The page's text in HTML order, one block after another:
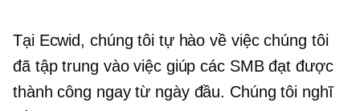
Tại Ecwid, chúng tôi tự hào về việc chúng tôi
đã tập trung vào việc giúp các SMB đạt được
thành công ngay từ ngày đầu. Chúng tôi nghĩ